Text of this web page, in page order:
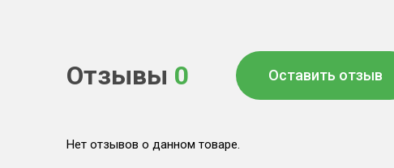
Отзывы 0 Оставить отзыв
Нет отзывов о данном товаре.